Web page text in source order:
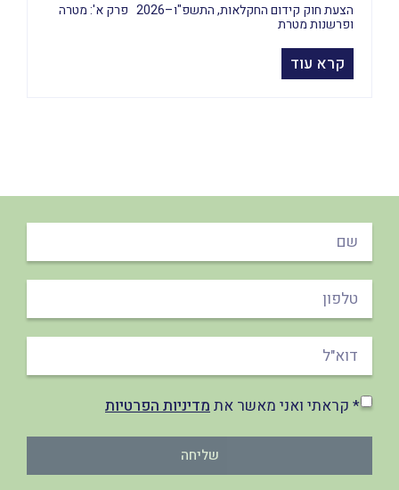
הצעת חוק קידום החקלאות, התשפ"ו–2026 פרק א': מטרה
ופרשנות מטרת
קרא עוד
* קראתי ואני מאשר אתמדיניות הפרטיות
שליחה